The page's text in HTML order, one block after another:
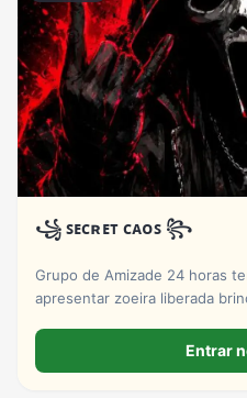
Receitas Redes Sociais
Tecnologia TV
꧁ ꜱᴇᴄʀᴇᴛ ᴄᴀᴏꜱ ꧂
Grupo de Amizade 24 horas
apresentar zoeira liberada
Entrar